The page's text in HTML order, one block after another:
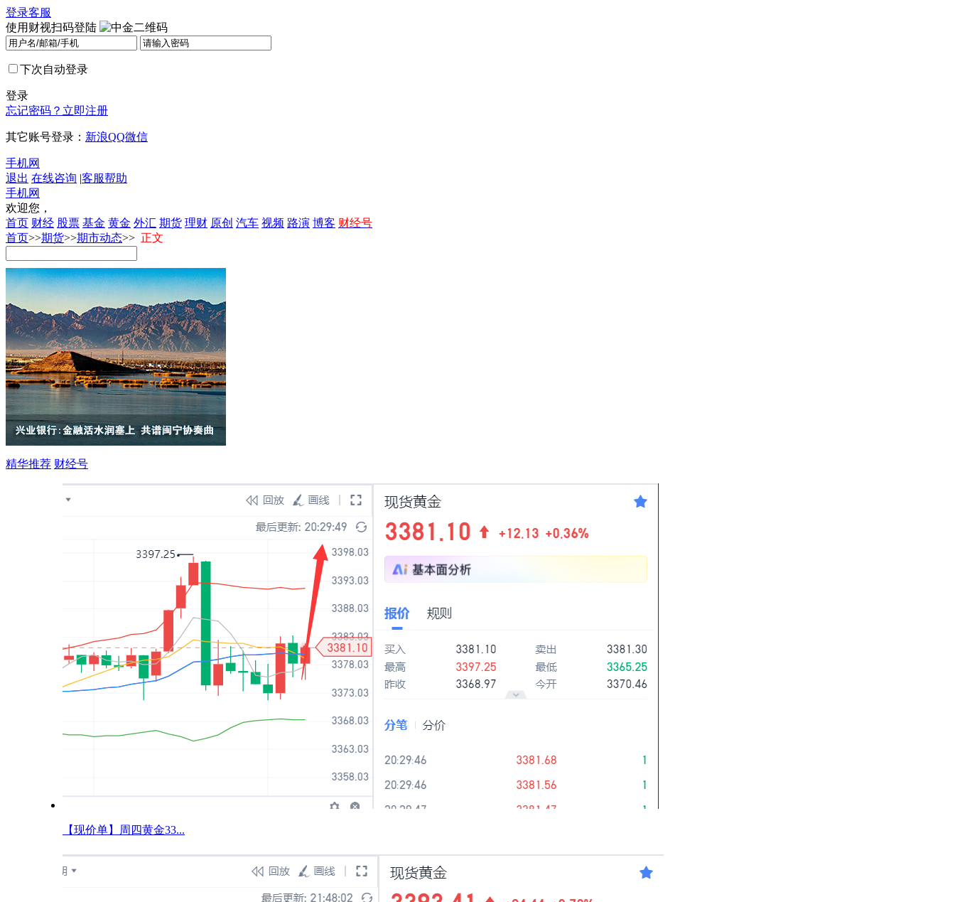
登录客服
使用财视扫码登陆
下次自动登录
登录
忘记密码？ 立即注册
其它账号登录： 新浪QQ微信
手机网
退出 在线咨询 |客服帮助
手机网
欢迎您，
首页 财经 股票 基金 黄金 外汇 期货 理财 原创 汽车 视频 路演 博客 财经号
首页>>期货>>期市动态>> 正文
精华推荐 财经号
【现价单】周四黄金33...